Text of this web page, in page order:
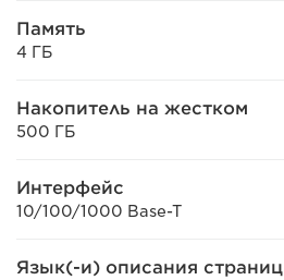
Память
4 ГБ
Накопитель на жестком
500 ГБ
Интерфейс
10/100/1000 Base-T
Язык(-и) описания страниц